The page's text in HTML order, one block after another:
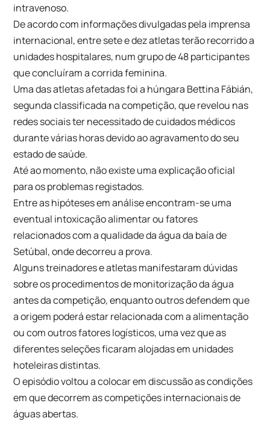
intravenoso.
De acordo com informações divulgadas pela imprensa
internacional, entre sete e dez atletas terão recorrido a
unidades hospitalares, num grupo de 48 participantes
que concluíram a corrida feminina.
Uma das atletas afetadas foi a húngara Bettina Fábián,
segunda classificada na competição, que revelou nas
redes sociais ter necessitado de cuidados médicos
durante várias horas devido ao agravamento do seu
estado de saúde.
Até ao momento, não existe uma explicação oficial
para os problemas registados.
Entre as hipóteses em análise encontram-se uma
eventual intoxicação alimentar ou fatores
relacionados com a qualidade da água da baía de
Setúbal, onde decorreu a prova.
Alguns treinadores e atletas manifestaram dúvidas
sobre os procedimentos de monitorização da água
antes da competição, enquanto outros defendem que
a origem poderá estar relacionada com a alimentação
ou com outros fatores logísticos, uma vez que as
diferentes seleções ficaram alojadas em unidades
hoteleiras distintas.
O episódio voltou a colocar em discussão as condições
em que decorrem as competições internacionais de
águas abertas.